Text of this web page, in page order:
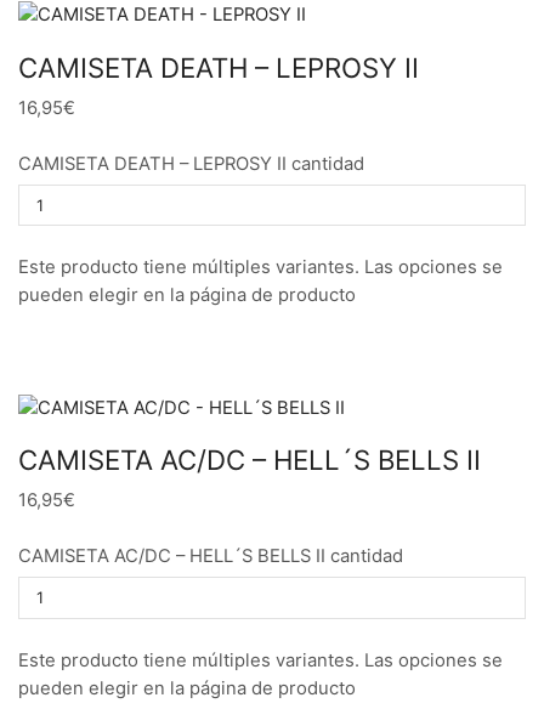
CAMISETA DEATH – LEPROSY II
16,95€
CAMISETA DEATH – LEPROSY II cantidad
Este producto tiene múltiples variantes. Las opciones se
pueden elegir en la página de producto
CAMISETA AC/DC – HELL´S BELLS II
16,95€
CAMISETA AC/DC – HELL´S BELLS II cantidad
Este producto tiene múltiples variantes. Las opciones se
pueden elegir en la página de producto